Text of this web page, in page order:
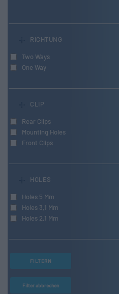
RICHTUNG
Two Ways
One Way
CLIP
Rear Clips
Mounting Holes
Front Clips
HOLES
Holes 5 Mm
Holes 3,1 Mm
Holes 2,1 Mm
FILTERN
Filter abbrechen